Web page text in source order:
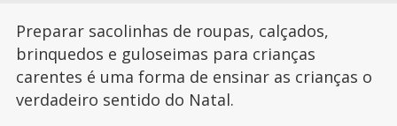
Preparar sacolinhas de roupas, calçados,
brinquedos e guloseimas para crianças
carentes é uma forma de ensinar as crianças o
verdadeiro sentido do Natal.